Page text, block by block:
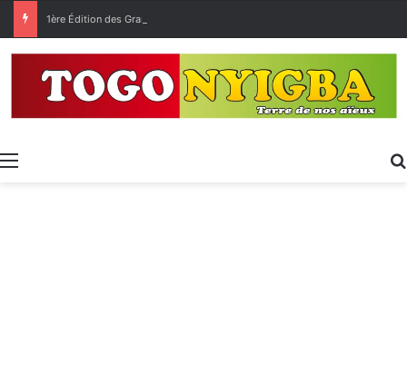
Menu